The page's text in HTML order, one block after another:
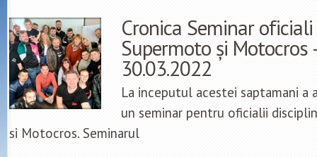
Cronica Seminar oficiali
Supermoto și Motocros
30.03.2022
La inceputul acestei saptamani a
un seminar pentru oficialii
si Motocros. Seminarul